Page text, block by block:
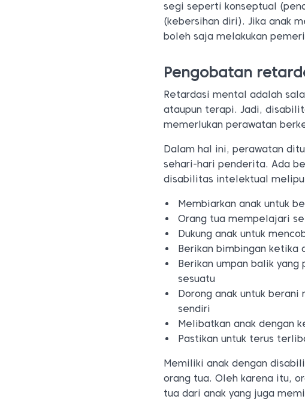
segi seperti konseptual
(kebersihan diri). Jika anak
boleh saja melakukan
Pengobatan
Retardasi mental adalah
ataupun terapi. Jadi,
memerlukan perawatan
Dalam hal ini, perawatan
sehari-hari penderita. Ada
disabilitas intelektual
Membiarkan anak untuk
Orang tua mempelajari
Dukung anak untuk
Berikan bimbingan ketika
Berikan umpan balik
sesuatu
Dorong anak untuk
sendiri
Melibatkan anak dengan
Pastikan untuk terus
Memiliki anak dengan
orang tua. Oleh karena itu,
tua dari anak yang juga